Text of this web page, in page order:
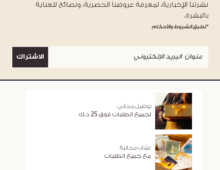
نشرتنا الإخبارية، لمعرفة عروضنا الحصرية، ونصائح للعناية
بالبشرة.
*تطبق الشروط والأحكام
الاشتراك
توصيل مجاني
لجميع الطلبات فوق 25 د.ك
عيّنات مجانية
مع جميع الطلبات